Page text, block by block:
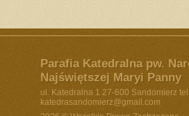
Parafia Katedralna pw.
Najświętszej Maryi Panny
ul. Katedralna 1 27-600 Sandomierz
katedrasandomierz@gmail.com